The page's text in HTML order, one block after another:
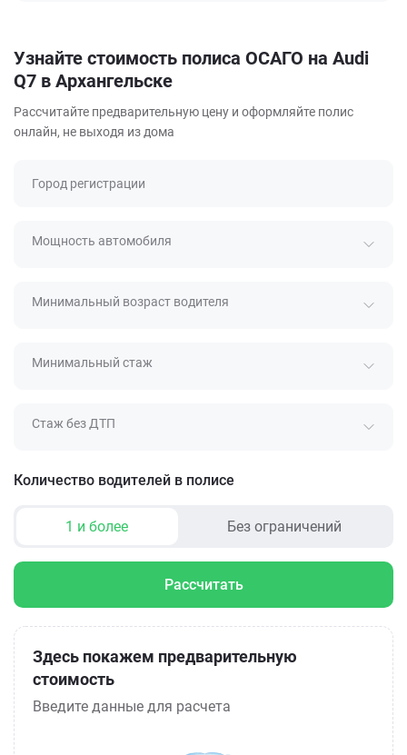
Узнайте стоимость полиса ОСАГО на Audi
Q7 в Архангельске
Рассчитайте предварительную цену и оформляйте полис
онлайн, не выходя из дома
Город регистрации
Мощность автомобиля
Минимальный возраст водителя
Минимальный стаж
Стаж без ДТП
Количество водителей в полисе
1 и более Без ограничений
Рассчитать
Здесь покажем предварительную
стоимость
Введите данные для расчета